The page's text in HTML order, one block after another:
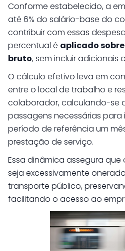
Conforme estabelecido, a
até 6% do salário-base do
contribuir com essas
percentual é aplicado
bruto, sem incluir adicionais
O cálculo efetivo leva em
entre o local de trabalho e
colaborador, calculando-se
passagens necessárias
período de referência um
prestação de serviço.
Essa dinâmica assegura
seja excessivamente
transporte público,
facilitando o acesso ao